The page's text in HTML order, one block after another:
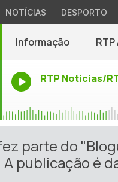
NOTÍCIAS DESPORTO
Informação
RTP Noticias/
parte do
publicação é